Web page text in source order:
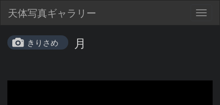
天体写真ギャラリー
きりさめ 月